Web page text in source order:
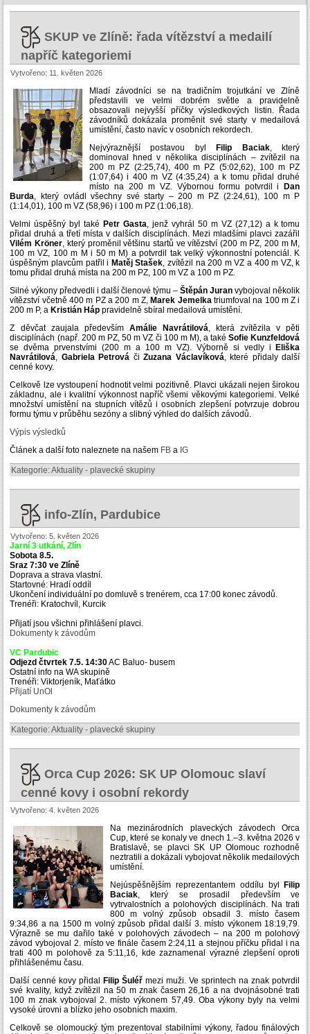
SKUP ve Zlíně: řada vítězství a medailí
napříč kategoriemi
Vytvořeno: 11. květen 2026
Mladí závodníci se na tradičním trojutkání ve Zlíně
představili ve velmi dobrém světle a pravidelně
obsazovali nejvyšší příčky výsledkových listin. Řada
závodníků dokázala proměnit své starty v medailová
umístění, často navíc v osobních rekordech.
Nejvýraznější postavou bylFilip Baciak, který
dominoval hned v několika disciplínách – zvítězil na
200 m PZ (2:25,74), 400 m PZ (5:02,62), 100 m PZ
(1:07,64) i 400 m VZ (4:35,24) a k tomu přidal druhé
místo na 200 m VZ. Výbornou formu potvrdil iDan
Burda
, který ovládl všechny své starty – 200 m PZ (2:24,61), 100 m P
(1:14,01), 100 m VZ (58,96) i 100 m PZ (1:06,18).
Velmi úspěšný byl takéPetr Gasta , jenž vyhrál 50 m VZ (27,12) a k tomu
přidal druhá a třetí místa v dalších disciplínách. Mezi mladšími plavci zazářil
Vilém Kröner , který proměnil většinu startů ve vítězství (200 m PZ, 200 m M,
100 m VZ, 100 m M i 50 m M) a potvrdil tak velký výkonnostní potenciál. K
úspěšným plavcům patřil i Matěj Stašek , zvítězil na 200 m VZ a 400 m VZ, k
tomu přidal druhá místa na 200 m PZ, 100 m VZ a 100 m PZ.
Silné výkony předvedli i další členové týmu –Štěpán Juran vybojoval několik
vítězství včetně 400 m PZ a 200 m Z,Marek Jemelka triumfoval na 100 m Z i
200 m P, aKristián Háp pravidelně sbíral medailová umístění.
Z děvčat zaujala především Amálie Navrátilová , která zvítězila v pěti
disciplínách (např. 200 m PZ, 50 m VZ či 100 m M), a takéSofie Kunzfeldová
se dvěma prvenstvími (200 m a 100 m VZ). Výborně si vedly iEliška
Navrátilová
Gabriela Petrová čiZuzana Václavíková , které přidaly další
cenné kovy.
Celkově lze vystoupení hodnotit velmi pozitivně. Plavci ukázali nejen širokou
základnu, ale i kvalitní výkonnost napříč všemi věkovými kategoriemi. Velké
množství umístění na stupních vítězů i osobních zlepšení potvrzuje dobrou
formu týmu v průběhu sezóny a slibný výhled do dalších závodů.
Výpis výsledků
Článek a další foto naleznete na našem FB a IG
Kategorie:Aktuality - plavecké skupiny
info-Zlín, Pardubice
Vytvořeno: 5. květen 2026
Jarní 3 utkání, Zlín
Sobota 8.5.
Sraz 7:30 ve Zlíně
Doprava a strava vlastní.
Startovné: Hradí oddíl
Ukončení individuální po domluvě s trenérem, cca 17:00 konec závodů.
Trenéři: Kratochvíl, Kurcik
Přijatí jsou všichni přihlášení plavci.
Dokumenty k závodům
VC Pardubic
Odjezd čtvrtek 7.5. 14:30AC Baluo- busem
Ostatní info na WA skupině
Trenéři: Viktorjeník, Maťátko
Přijatí UnOl
Dokumenty k závodům
Kategorie:Aktuality - plavecké skupiny
Orca Cup 2026: SK UP Olomouc slaví
cenné kovy i osobní rekordy
Vytvořeno: 4. květen 2026
Na mezinárodních plaveckých závodech Orca
Cup, které se konaly ve dnech 1.–3. května 2026 v
Bratislavě, se plavci SK UP Olomouc rozhodně
neztratili a dokázali vybojovat několik medailových
umístění.
Nejúspěšnějším reprezentantem oddílu byl Filip
Baciak, který se prosadil především ve
vytrvalostních a polohových disciplínách. Na trati
800 m volný způsob obsadil 3. místo časem
9:34,86 a na 1500 m volný způsob přidal další 3. místo výkonem 18:19,79.
Výrazně se mu dařilo také v polohových závodech – na 200 m polohový
závod vybojoval 2. místo ve finále časem 2:24,11 a stejnou příčku přidal i na
trati 400 m polohově za 5:11,16, kde zaznamenal výrazné zlepšení oproti
přihlášenému času.
Další cenné kovy přidal Filip Šuléřmezi muži. Ve sprintech na znak potvrdil
své kvality, když zvítězil na 50 m znak časem 26,16 a na dvojnásobné trati
100 m znak vybojoval 2. místo výkonem 57,49. Oba výkony byly na velmi
vysoké úrovni a blízko jeho osobních maxim.
Celkově se olomoucký tým prezentoval stabilními výkony, řadou finálových